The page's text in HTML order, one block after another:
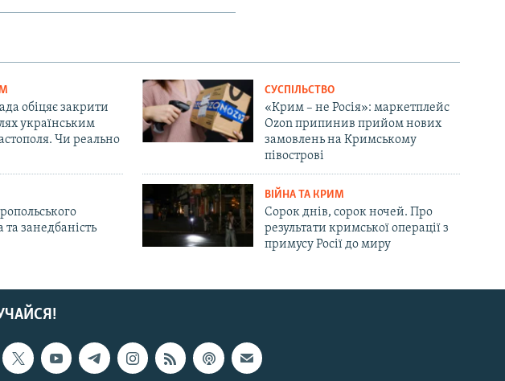
обіцяє закрити
українським
Чи реально
СУСПІЛЬСТВО
«Крим – не Росія»: маркетплейс
Ozon припинив прийом нових
замовлень на Кримському
півострові
занедбаність
ВІЙНА ТА КРИМ
Сорок днів, сорок ночей. Про
результати кримської операції з
примусу Росії до миру